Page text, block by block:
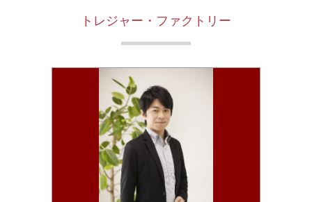
トレジャー・ファクトリー